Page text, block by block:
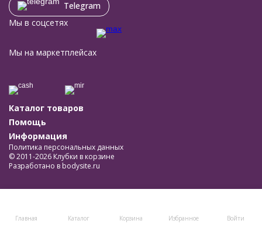
Главная Каталог Корзина Избранное Войти
Telegram
Мы в соцсетях
Мы на маркетплейсах
Каталог товаров
Помощь
Информация
Политика персональных данных
© 2011-2026 Клубки в корзине
Разработано в bodysite.ru